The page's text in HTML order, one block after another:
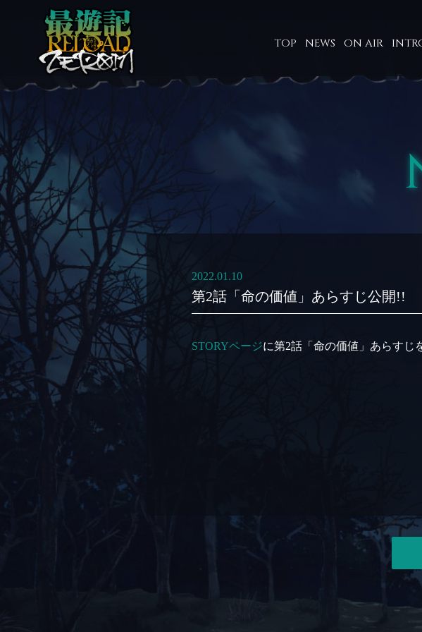
TOP NEWS ON AIR
2022.01.10
第2話「命の価値」あらすじ公開!!
STORYページに第2話「命の価値」あらすじ